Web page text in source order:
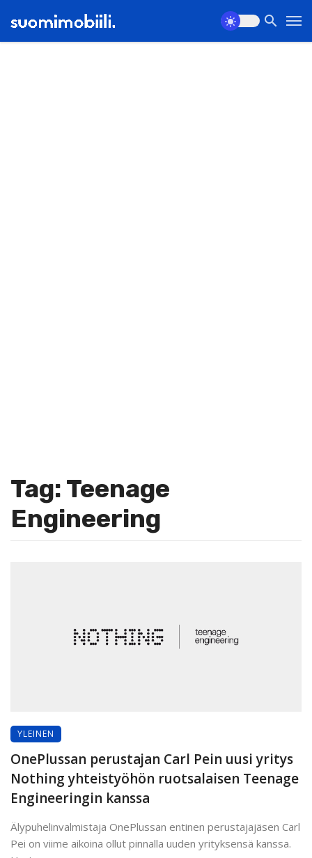
Tag: Teenage
Engineering
YLEINEN
OnePlussan perustajan Carl Pein uusi yritys
Nothing yhteistyöhön ruotsalaisen Teenage
Engineeringin kanssa
Älypuhelinvalmistaja OnePlussan entinen perustajajäsen Carl
Pei on viime aikoina ollut pinnalla uuden yrityksensä kanssa.